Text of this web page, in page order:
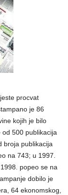
procvat
je 86
kojih je bilo
500 publikacija
broja publikacija
na 743; u 1997.
popeo se na
dobilo je
64 ekonomskog,